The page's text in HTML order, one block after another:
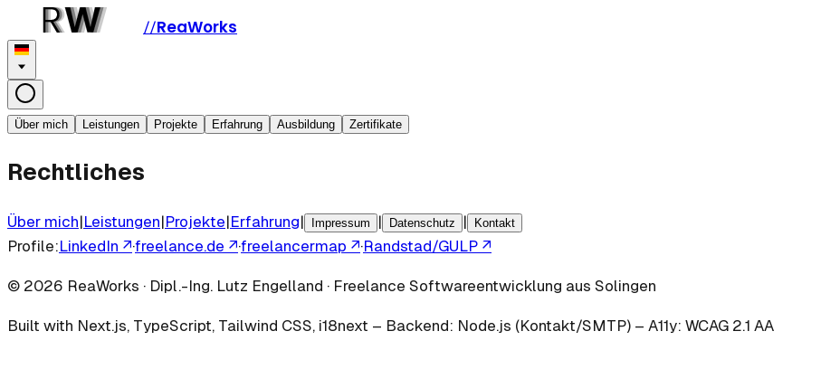
//ReaWorks
Über mich Leistungen Projekte Erfahrung Ausbildung Zertifikate
Rechtliches
Über mich|Leistungen|Projekte|Erfahrung| Impressum | Datenschutz | Kontakt
Profile:LinkedIn ↗·freelance.de ↗·freelancermap ↗·Randstad/GULP ↗
© 2026 ReaWorks · Dipl.-Ing. Lutz Engelland · Freelance Softwareentwicklung aus Solingen
Built with Next.js, TypeScript, Tailwind CSS, i18next – Backend: Node.js (Kontakt/SMTP) – A11y: WCAG 2.1 AA